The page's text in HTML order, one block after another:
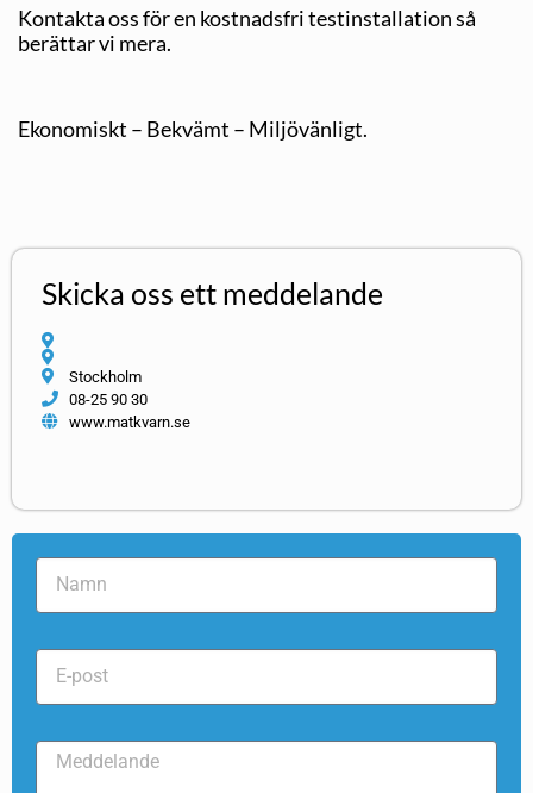
Kontakta oss för en kostnadsfri testinstallation så
berättar vi mera.
Ekonomiskt – Bekvämt – Miljövänligt.
Skicka oss ett meddelande
Stockholm
08-25 90 30
www.matkvarn.se